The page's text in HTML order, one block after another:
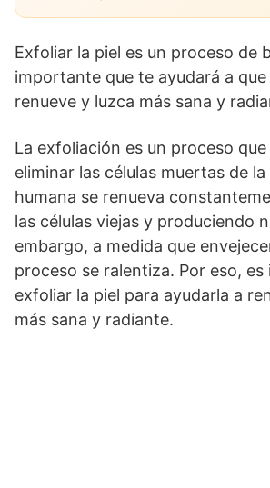
Exfoliar la piel es un proceso de
importante que te ayudará a que
renueve y luzca más sana y
La exfoliación es un proceso
eliminar las células muertas de la
humana se renueva
las células viejas y produciendo
embargo, a medida que
proceso se ralentiza. Por eso,
exfoliar la piel para ayudarla a
más sana y radiante.